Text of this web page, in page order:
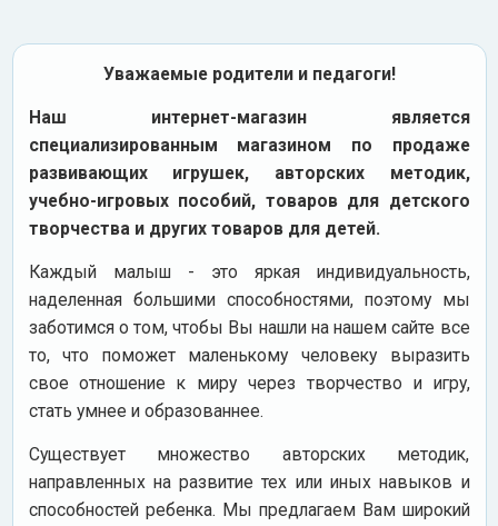
Уважаемые родители и педагоги!
Наш интернет-магазин является
специализированным магазином по продаже
развивающих игрушек, авторских методик,
учебно-игровых пособий, товаров для детского
творчества и других товаров для детей.
Каждый малыш - это яркая индивидуальность,
наделенная большими способностями, поэтому мы
заботимся о том, чтобы Вы нашли на нашем сайте все
то, что поможет маленькому человеку выразить
свое отношение к миру через творчество и игру,
стать умнее и образованнее.
Существует множество авторских методик,
направленных на развитие тех или иных навыков и
способностей ребенка. Мы предлагаем Вам широкий